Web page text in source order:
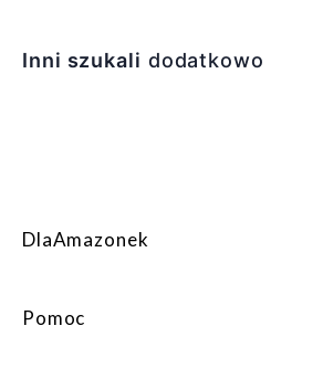
Inni szukali dodatkowo
DlaAmazonek
Pomoc